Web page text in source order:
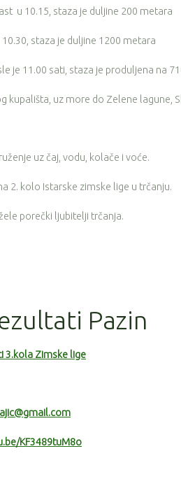
u 10.15, staza je duljine 200 metara
staza je duljine 1200 metara
je 11.00 sati, staza je produljena na
kupališta, uz more do Zelene lagune,
uz čaj, vodu, kolače i voće.
2. kolo Istarske zimske lige u trčanju.
porečki ljubitelji trčanja.
Pazin
3.kola Zimske lige
KF3489tuM8o